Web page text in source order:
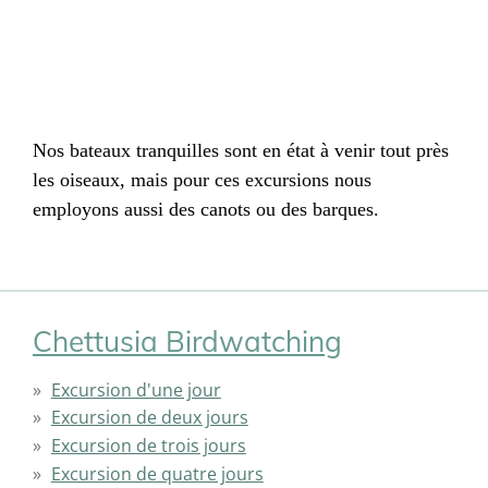
Nos bateaux tranquilles sont en état à venir tout près
les oiseaux, mais pour ces excursions nous
employons aussi des canots ou des barques.
Chettusia Birdwatching
Excursion d'une jour
Excursion de deux jours
Excursion de trois jours
Excursion de quatre jours